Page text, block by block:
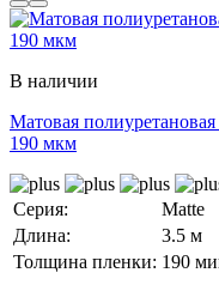
В наличии
Матовая
190 мкм
Серия:
Matte
Длина:
3.5 м
Толщина пленки: 190